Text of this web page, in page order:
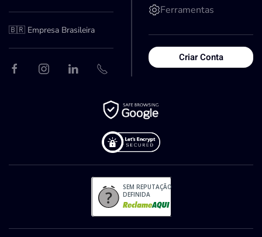
🇧🇷 Empresa Brasileira
Ferramentas
Criar Conta
SEM REPUTAÇÃO
DEFINIDA